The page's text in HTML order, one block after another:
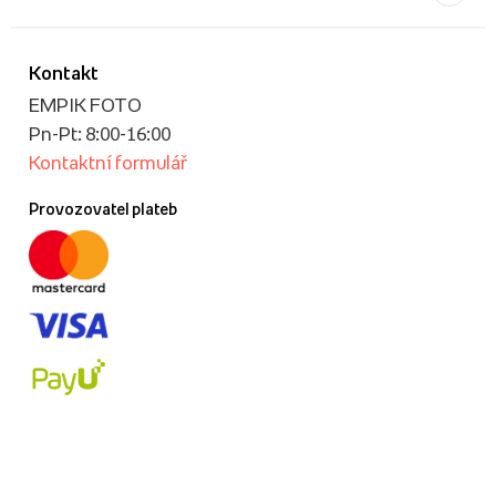
Kontakt
EMPIK FOTO
Pn-Pt: 8:00-16:00
Kontaktní formulář
Provozovatel plateb